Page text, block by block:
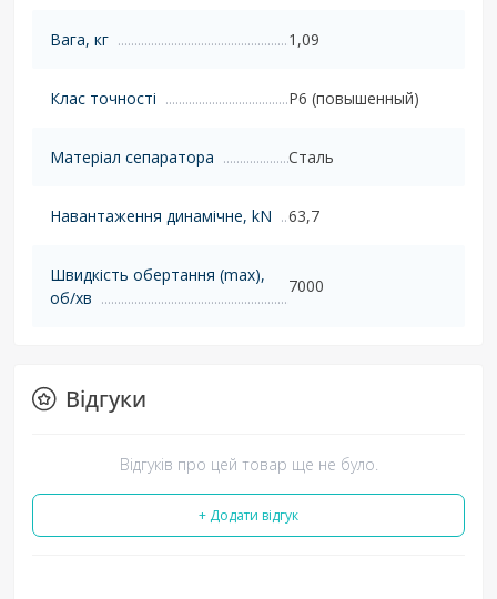
Вага, кг 1,09
Клас точності P6 (повышенный)
Матеріал сепаратора Сталь
Навантаження динамічне, kN 63,7
Швидкість обертання (max),
об/хв
7000
Відгуки
Відгуків про цей товар ще не було.
+ Додати відгук